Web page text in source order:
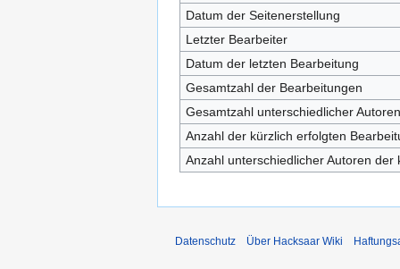
Datum der Seitenerstellung
Letzter Bearbeiter
Datum der letzten Bearbeitung
Gesamtzahl der Bearbeitungen
Gesamtzahl unterschiedlicher Autoren
Anzahl der kürzlich erfolgten
Anzahl unterschiedlicher Autoren
Datenschutz Über Hacksaar Wiki